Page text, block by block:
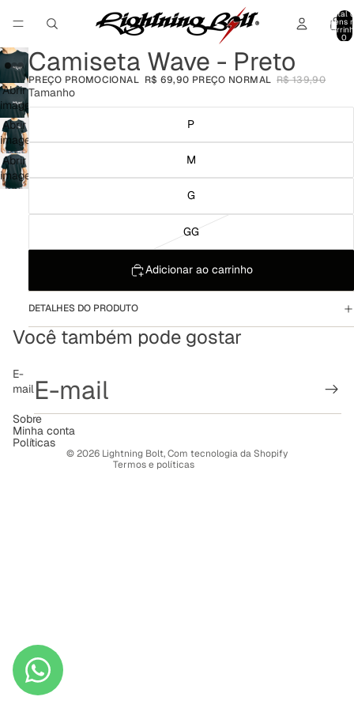
Total
itens
0
Abrir
imagem
em
tela
cheia
Abrir
imagem
em
tela
cheia
Abrir
imagem
em
Camiseta Wave - Preto
PREÇO PROMOCIONAL R$ 69,90 PREÇO NORMAL R$ 139,90
Tamanho
P
M
G
GG
Adicionar ao carrinho
DETALHES DO PRODUTO
Você também pode gostar
E-
mail
Sobre
Minha conta
Políticas
© 2026 Lightning Bolt,Com tecnologia da Shopify
Termos e políticas
Política de privacidade
Termos de serviço
Política de frete